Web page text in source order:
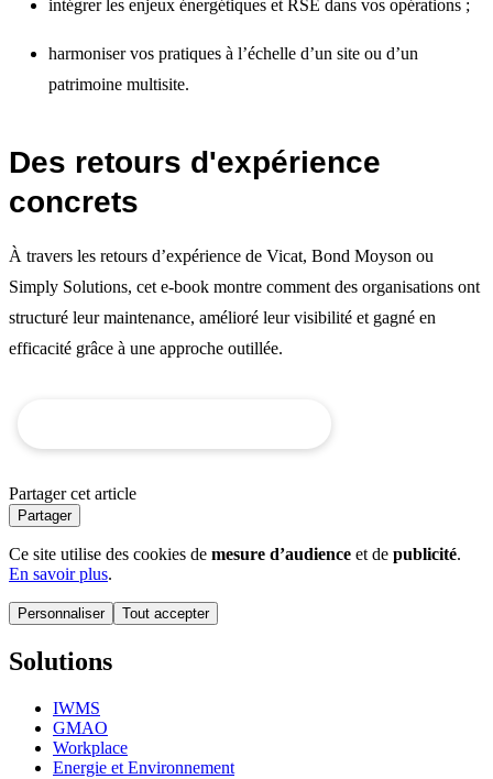
intégrer les enjeux énergétiques et RSE dans vos opérations ;
harmoniser vos pratiques à l’échelle d’un site ou d’un
patrimoine multisite.
Des retours d'expérience
concrets
À travers les retours d’expérience de Vicat, Bond Moyson ou
Simply Solutions, cet e-book montre comment des organisations ont
structuré leur maintenance, amélioré leur visibilité et gagné en
efficacité grâce à une approche outillée.
Partager cet article
Partager
Ce site utilise des cookies de mesure d’audience et de publicité.
En savoir plus.
Personnaliser Tout accepter
Solutions
IWMS
GMAO
Workplace
Energie et Environnement